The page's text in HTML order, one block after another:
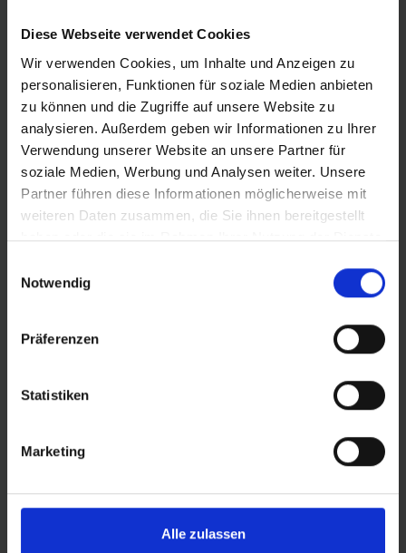
Diese Webseite verwendet Cookies
Wir verwenden Cookies, um Inhalte und Anzeigen zu
personalisieren, Funktionen für soziale Medien anbieten
zu können und die Zugriffe auf unsere Website zu
analysieren. Außerdem geben wir Informationen zu Ihrer
Verwendung unserer Website an unsere Partner für
soziale Medien, Werbung und Analysen weiter. Unsere
Partner führen diese Informationen möglicherweise mit
weiteren Daten zusammen, die Sie ihnen bereitgestellt
haben oder die sie im Rahmen Ihrer Nutzung der Dienste
Notwendig
Präferenzen
Statistiken
Marketing
Alle zulassen
PRODUKTINFORMATIONEN
DER UNIVERSELLE GRAVELREIFEN.Besticht durch
Fahreigenschaften, egal ob auf asphaltierter Straße,
„Allrounder“ sind kaum Grenzen gesetzt.
Das vielseitige Profil rollt leicht und vibrationsarm,
greift aber sicher und zuverlässig auf
DETAILS / PRODUKTDATEN